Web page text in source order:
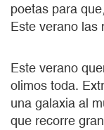
poetas para
Este verano las
Este verano
olimos toda.
una galaxia al
que recorre